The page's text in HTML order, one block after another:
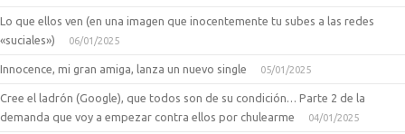
Lo que ellos ven (en una imagen que inocentemente tu subes a las redes
«suciales»)
06/01/2025
Innocence, mi gran amiga, lanza un nuevo single 05/01/2025
Cree el ladrón (Google), que todos son de su condición… Parte 2 de la
demanda que voy a empezar contra ellos por chulearme
04/01/2025